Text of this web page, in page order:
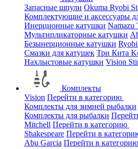
Запасные шпули Okuma Ryobi
Комплектующие и аксессуары
Инерционные катушки Namazu
Мультипликаторные катушки
Безынерционные катушки Ryobi
Смазки для катушек Три Кита
Нахлыстовые катушки Vision
Комплекты
Vision Перейти в категорию
Комплекты для зимней рыбалки
Комплекты для рыбалки
Mitchell Перейти в категорию
Shakespeare Перейти в
Abu Garcia Перейти в категорию